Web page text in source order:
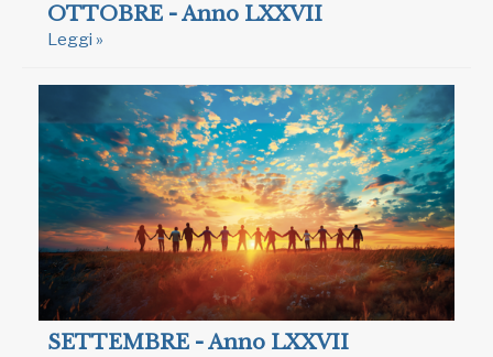
OTTOBRE - Anno LXXVII
Leggi »
SETTEMBRE - Anno LXXVII